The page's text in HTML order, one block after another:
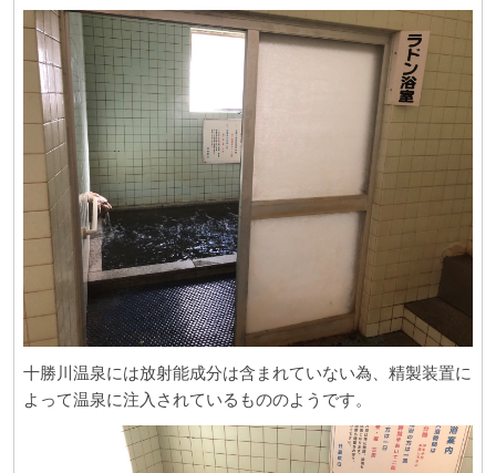
十勝川温泉には放射能成分は含まれていない為、精製装置に
よって温泉に注入されているもののようです。